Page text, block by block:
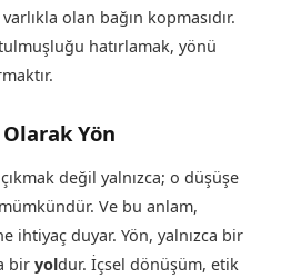
olan bağın kopmasıdır.
hatırlamak, yönü
Yön
değil yalnızca; o düşüşe
Ve bu anlam,
ihtiyaç duyar. Yön, yalnızca bir
bir yoldur. İçsel dönüşüm, etik